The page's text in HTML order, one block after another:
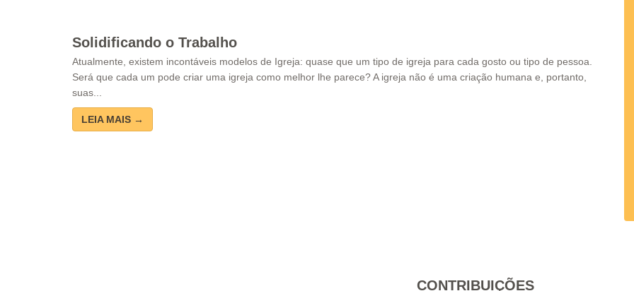
Solidificando o Trabalho
Atualmente, existem incontáveis modelos de Igreja: quase que um tipo de igreja para cada gosto ou tipo de pessoa.
Será que cada um pode criar uma igreja como melhor lhe parece? A igreja não é uma criação humana e, portanto,
suas...
LEIA MAIS →
CONTRIBUIÇÕES